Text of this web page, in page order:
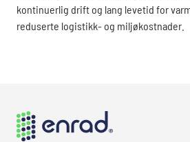
kontinuerlig drift og lang levetid for
reduserte logistikk- og miljøkostnader.